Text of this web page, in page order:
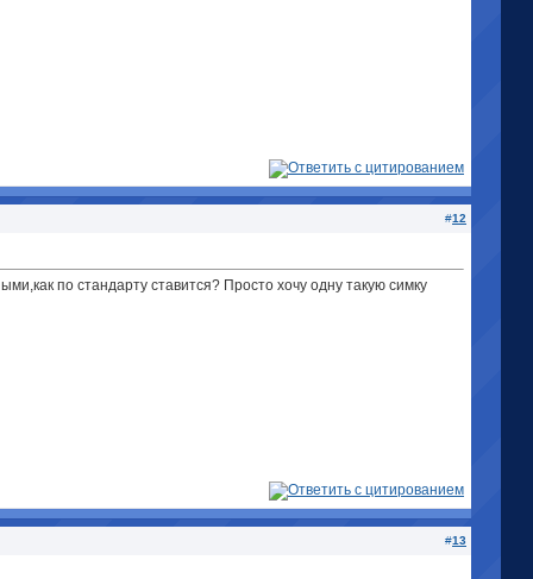
#12
по стандарту ставится? Просто хочу одну такую симку
#13